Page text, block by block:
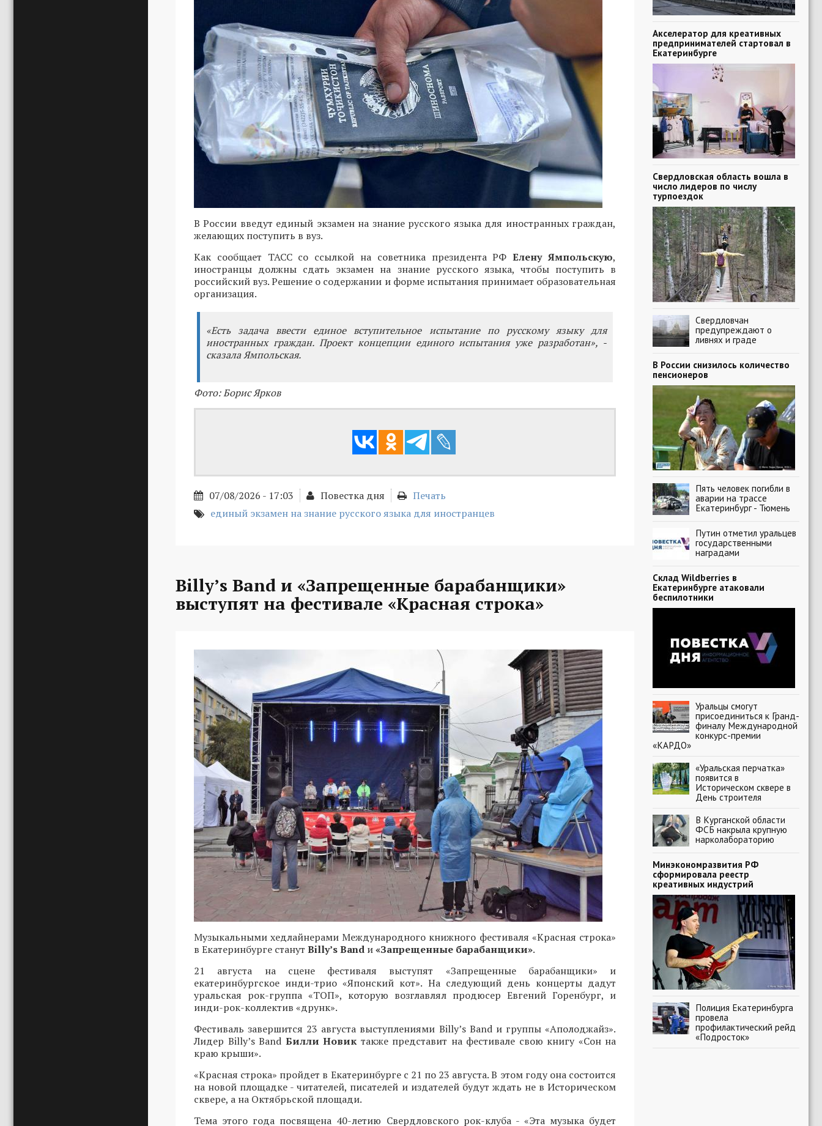
В России введут единый экзамен на знание русского языка для иностранных граждан,
желающих поступить в вуз.
Как сообщает ТАСС со ссылкой на советника президента РФ Елену Ямпольскую,
иностранцы должны сдать экзамен на знание русского языка, чтобы поступить в
российский вуз. Решение о содержании и форме испытания принимает образовательная
организация.
«Есть задача ввести единое вступительное испытание по русскому языку для
иностранных граждан. Проект концепции единого испытания уже разработан», -
сказала Ямпольская.
Фото: Борис Ярков
07/08/2026 - 17:03 Повестка дня
Печать
единый экзамен на знание русского языка для иностранцев
Billy’s Band и «Запрещенные барабанщики»
выступят на фестивале «Красная строка»
Музыкальными хедлайнерами Международного книжного фестиваля «Красная строка»
в Екатеринбурге станут Billy’s Band и«Запрещенные барабанщики».
21 августа на сцене фестиваля выступят «Запрещенные барабанщики» и
екатеринбургское инди-трио «Японский кот». На следующий день концерты дадут
уральская рок-группа «ТОП», которую возглавлял продюсер Евгений Горенбург, и
инди-рок-коллектив «друнк».
Фестиваль завершится 23 августа выступлениями Billy’s Band и группы «Аполоджайз».
Лидер Billy’s Band Билли Новик также представит на фестивале свою книгу «Сон на
краю крыши».
«Красная строка» пройдет в Екатеринбурге с 21 по 23 августа. В этом году она состоится
на новой площадке - читателей, писателей и издателей будут ждать не в Историческом
сквере, а на Октябрьской площади.
Тема этого года посвящена 40-летию Свердловского рок-клуба - «Эта музыка будет
Акселератор для креативных
предпринимателей стартовал в
Екатеринбурге
Свердловская область вошла в
число лидеров по числу
турпоездок
Свердловчан
предупреждают о
ливнях и граде
В России снизилось количество
пенсионеров
Пять человек погибли в
аварии на трассе
Екатеринбург - Тюмень
Путин отметил уральцев
государственными
наградами
Склад Wildberries в
Екатеринбурге атаковали
беспилотники
Уральцы смогут
присоединиться к Гранд-
финалу Международной
конкурс-премии
«КАРДО»
«Уральская перчатка»
появится в
Историческом сквере в
День строителя
В Курганской области
ФСБ накрыла крупную
нарколабораторию
Минэкономразвития РФ
сформировала реестр
креативных индустрий
Полиция Екатеринбурга
провела
профилактический рейд
«Подросток»